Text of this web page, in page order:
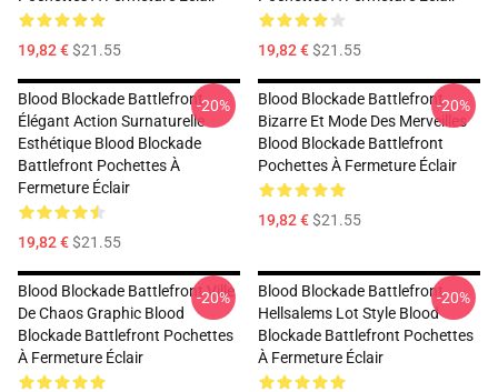
19,82 €$21.55 19,82 €$21.55
Blood Blockade Battlefront
Élégant Action Surnaturelle
Esthétique Blood Blockade
Battlefront Pochettes À
Fermeture Éclair
19,82 €$21.55
-20%
Blood Blockade Battlefront
Bizarre Et Mode Des Merveilles
Blood Blockade Battlefront
Pochettes À Fermeture Éclair
19,82 €$21.55
-20%
Blood Blockade Battlefront Ville
De Chaos Graphic Blood
Blockade Battlefront Pochettes
À Fermeture Éclair
-20%
Blood Blockade Battlefront
Hellsalems Lot Style Blood
Blockade Battlefront Pochettes
À Fermeture Éclair
-20%